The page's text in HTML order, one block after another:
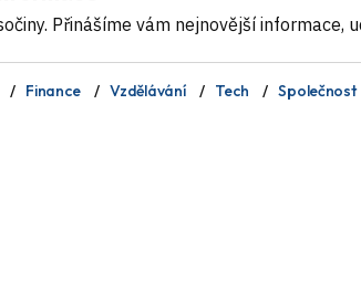
Přinášíme vám nejnovější informace,
Finance Vzdělávání Tech Společnost